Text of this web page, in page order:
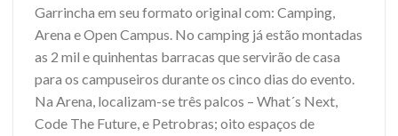
Garrincha em seu formato original com: Camping,
Arena e Open Campus. No camping já estão montadas
as 2 mil e quinhentas barracas que servirão de casa
para os campuseiros durante os cinco dias do evento.
Na Arena, localizam-se três palcos – What´s Next,
Code The Future, e Petrobras; oito espaços de